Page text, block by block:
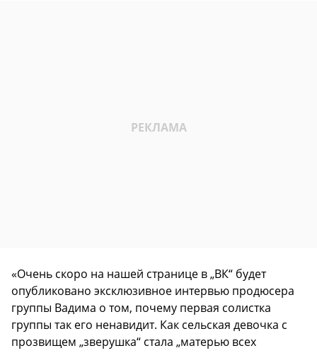
«Очень скоро на нашей странице в „ВК“ будет
опубликовано эксклюзивное интервью продюсера
группы Вадима о том, почему первая солистка
группы так его ненавидит. Как сельская девочка с
прозвищем „зверушка“ стала „матерью всех